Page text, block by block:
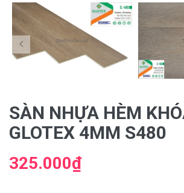
SÀN NHỰA HÈM
GLOTEX 4MM S480
325.000₫